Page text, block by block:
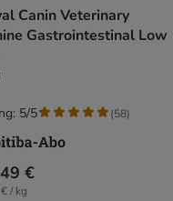
Canin Veterinary
Gastrointestinal Low
€
/ kg
5/5 (58)